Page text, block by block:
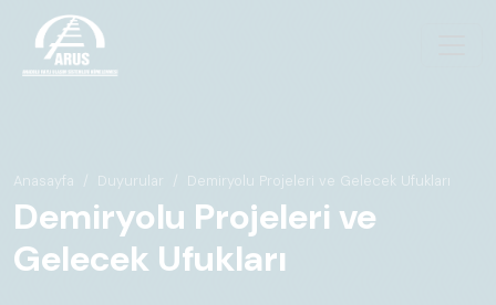
Anasayfa Duyurular Demiryolu Projeleri ve Gelecek Ufukları
Demiryolu Projeleri ve
Gelecek Ufukları